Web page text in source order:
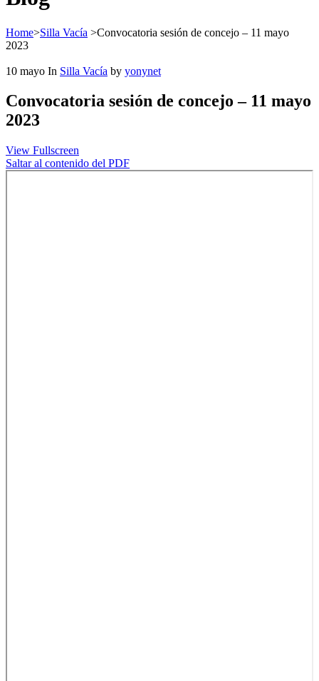
Home>Silla Vacía >Convocatoria sesión de concejo – 11 mayo
2023
10 mayo In Silla Vacía by yonynet
Convocatoria sesión de concejo – 11 mayo
2023
View Fullscreen
Saltar al contenido del PDF